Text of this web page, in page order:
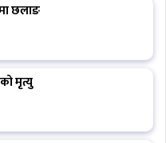
छलाङ
मृत्यु